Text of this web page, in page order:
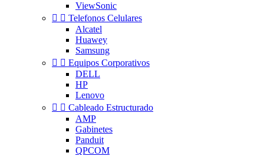
ViewSonic
  Telefonos Celulares
Alcatel
Huawey
Samsung
  Equipos Corporativos
DELL
HP
Lenovo
  Cableado Estructurado
AMP
Gabinetes
Panduit
QPCOM